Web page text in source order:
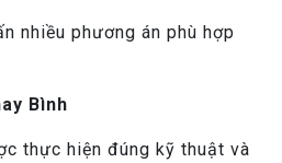
nhiều phương án phù hợp
Bình
thực hiện đúng kỹ thuật và